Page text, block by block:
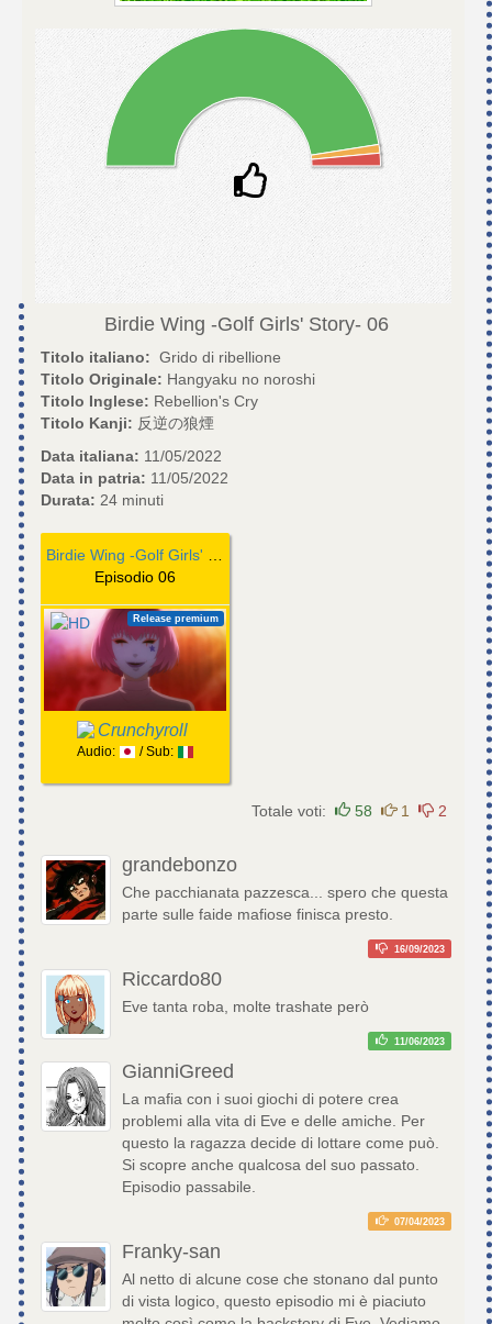
Birdie Wing -Golf Girls' Story-06
Titolo italiano: Grido di ribellione
Titolo Originale: Hangyaku no noroshi
Titolo Inglese: Rebellion's Cry
Titolo Kanji: 反逆の狼煙
Data italiana: 11/05/2022
Data in patria: 11/05/2022
Durata: 24 minuti
Episodio 06
Release premium
Crunchyroll
Audio: / Sub:
Totale voti: 58 1 2
grandebonzo
Che pacchianata pazzesca... spero che questa
parte sulle faide mafiose finisca presto.
16/09/2023
Riccardo80
Eve tanta roba, molte trashate però
11/06/2023
GianniGreed
La mafia con i suoi giochi di potere crea
problemi alla vita di Eve e delle amiche. Per
questo la ragazza decide di lottare come può.
Si scopre anche qualcosa del suo passato.
Episodio passabile.
07/04/2023
Franky-san
Al netto di alcune cose che stonano dal punto
di vista logico, questo episodio mi è piaciuto